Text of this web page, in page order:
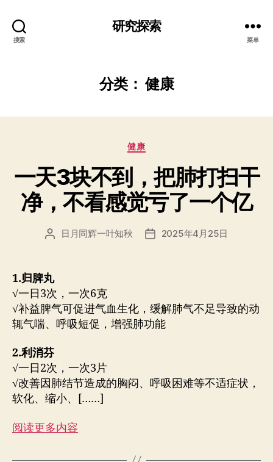
搜索
研究探索
菜单
分类：健康
分
健康
一天3块不到，把肺打扫干
净，不看感觉亏了一个亿
文
者
日月同辉一叶知秋
发 2025年4月25日
1.归脾丸
√一日3次，一次6克
√补益脾气可促进气血生化，缓解肺气不足导致的动
辄气喘、呼吸短促，增强肺功能
2.利消芬
√一日2次，一次3片
√改善因肺结节造成的胸闷、呼吸困难等不适症状，
软化、缩小、[……]
阅读更多内容